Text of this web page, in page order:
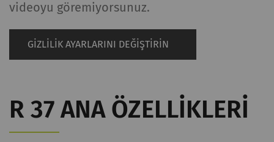
videoyu göremiyorsunuz.
GIZLILIK AYARLARINI DEĞIŞTIRIN
R 37 ANA ÖZELLIKLERI